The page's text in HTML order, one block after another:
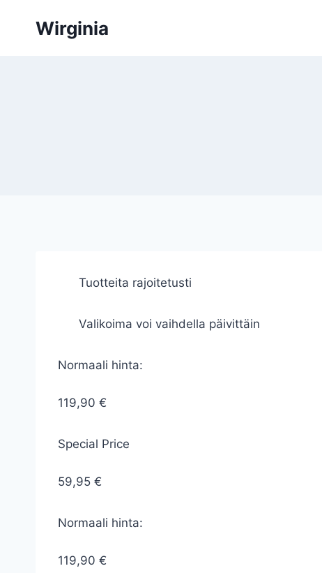
sisältöönWirginia
Tuotteita rajoitetusti
Valikoima voi vaihdella päivittäin
Normaali hinta:
119,90 €
Special Price
59,95 €
Normaali hinta:
119,90 €